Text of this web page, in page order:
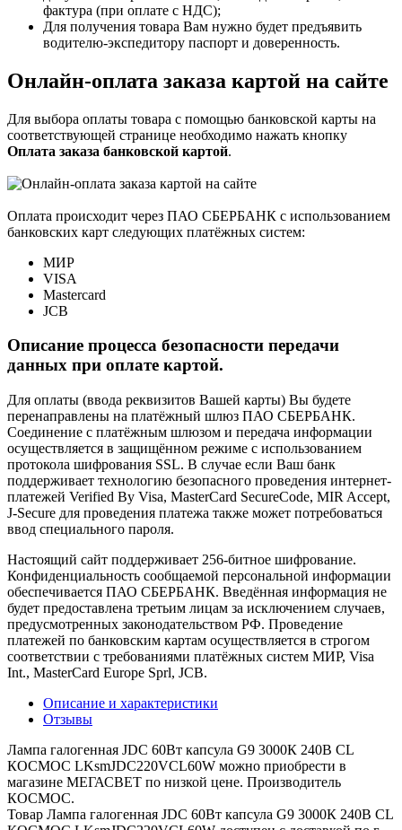
фактура (при оплате с НДС);
Для получения товара Вам нужно будет предъявить
водителю-экспедитору паспорт и доверенность.
Онлайн-оплата заказа картой на сайте
Для выбора оплаты товара с помощью банковской карты на
соответствующей странице необходимо нажать кнопку
Оплата заказа банковской картой.
Оплата происходит через ПАО СБЕРБАНК с использованием
банковских карт следующих платёжных систем:
МИР
VISA
Mastercard
JCB
Описание процесса безопасности передачи
данных при оплате картой.
Для оплаты (ввода реквизитов Вашей карты) Вы будете
перенаправлены на платёжный шлюз ПАО СБЕРБАНК.
Соединение с платёжным шлюзом и передача информации
осуществляется в защищённом режиме с использованием
протокола шифрования SSL. В случае если Ваш банк
поддерживает технологию безопасного проведения интернет-
платежей Verified By Visa, MasterCard SecureCode, MIR Accept,
J-Secure для проведения платежа также может потребоваться
ввод специального пароля.
Настоящий сайт поддерживает 256-битное шифрование.
Конфиденциальность сообщаемой персональной информации
обеспечивается ПАО СБЕРБАНК. Введённая информация не
будет предоставлена третьим лицам за исключением случаев,
предусмотренных законодательством РФ. Проведение
платежей по банковским картам осуществляется в строгом
соответствии с требованиями платёжных систем МИР, Visa
Int., MasterCard Europe Sprl, JCB.
Описание и характеристики
Отзывы
Лампа галогенная JDC 60Вт капсула G9 3000К 240В CL
КОСМОС LKsmJDC220VCL60W можно приобрести в
магазине МЕГАСВЕТ по низкой цене. Производитель
КОСМОС.
Товар Лампа галогенная JDC 60Вт капсула G9 3000К 240В CL